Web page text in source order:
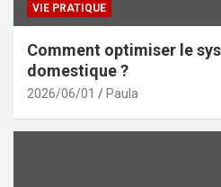
VIE PRATIQUE
Comment optimiser le
domestique ?
2026/06/01 Paula